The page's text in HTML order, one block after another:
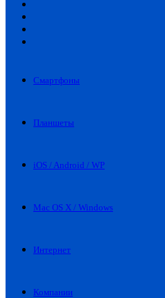
Смартфоны
Планшеты
iOS / Android / WP
Mac OS X / Windows
Интернет
Компании